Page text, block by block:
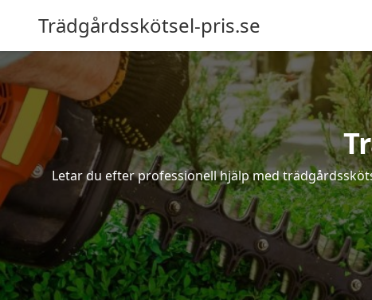
Trädgårdsskötsel-pris.se
Letar du efter professionell hjälp med